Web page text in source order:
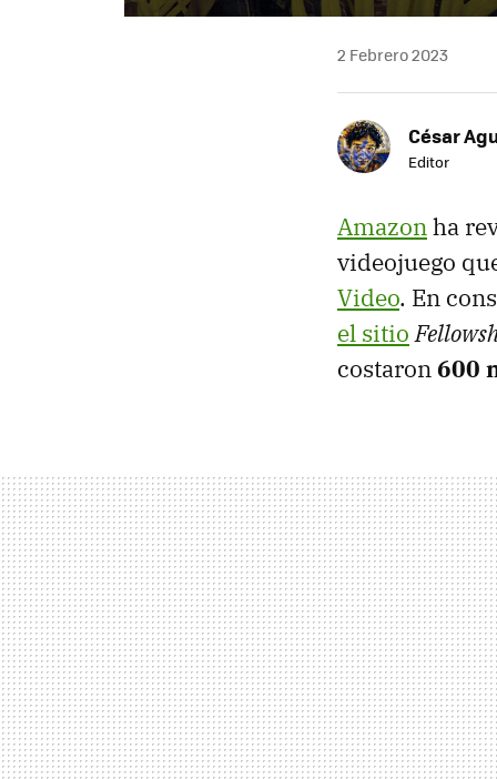
2 Febrero 2023
César
Editor
Amazonha
videojuego
Video. En
el sitio
costaron600